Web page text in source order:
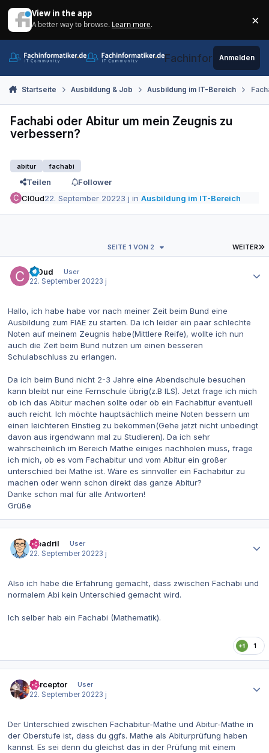
View in the app
A better way to browse. Learn more. ×
Fachinformatiker.de
Anmelden
Startseite Ausbildung & Job Ausbildung im IT-Bereich
Fachabi oder Abitur um mein Zeugnis zu
verbessern?
abitur fachabi
Teilen
Follower
Cl0ud22. September 20223 j inAusbildung im IT-Bereich
WEITER
SEITE 1 VON 2
Cl0ud
User
22. September 20223 j
Hallo, ich habe habe vor nach meiner Zeit beim Bund eine
Ausbildung zum FIAE zu starten. Da ich leider ein paar schlechte
Noten auf meinem Zeugnis habe(Mittlere Reife), wollte ich nun
auch die Zeit beim Bund nutzen um einen besseren
Schulabschluss zu erlangen.
Da ich beim Bund nicht 2-3 Jahre eine Abendschule besuchen
kann bleibt nur eine Fernschule übrig(z.B ILS). Jetzt frage ich mich
ob ich das Abitur machen sollte oder ob ein Fachabitur eventuell
auch reicht. Ich möchte hauptsächlich meine Noten bessern um
einen leichteren Einstieg zu bekommen(Gehe jetzt nicht unbedingt
davon aus irgendwann mal zu Studieren). Da ich sehr
wahrscheinlich im Bereich Mathe einiges nachholen muss, frage
ich mich, ob es vom Fachabitur und vom Abitur ein großer
unterschied bei Mathe ist. Wäre es sinnvoller ein Fachabitur zu
machen oder wenn schon direkt das ganze Abitur?
Danke schon mal für alle Antworten!
Grüße
Meadril
User
22. September 20223 j
Also ich habe die Erfahrung gemacht, dass zwischen Fachabi und
normalem Abi kein Unterschied gemacht wird.
Ich selber hab ein Fachabi (Mathematik).
1
Perceptor
User
22. September 20223 j
Der Unterschied zwischen Fachabitur-Mathe und Abitur-Mathe in
der Oberstufe ist, dass du ggfs. Mathe als Abiturprüfung haben
kannst. Es sei denn du gleichst das in der Prüfung mit einem